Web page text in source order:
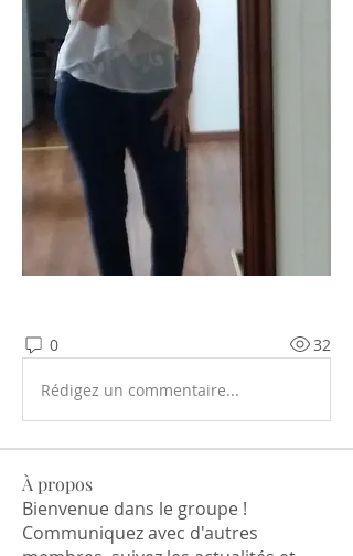
0 32
Rédigez un commentaire...
À propos
Bienvenue dans le groupe !
Communiquez avec d'autres